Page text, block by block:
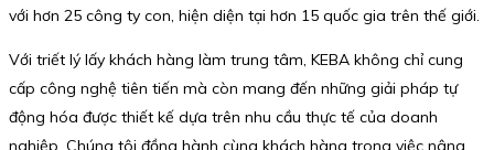
với hơn 25 công ty con, hiện diện tại hơn 15 quốc gia trên thế giới.
Với triết lý lấy khách hàng làm trung tâm, KEBA không chỉ cung
cấp công nghệ tiên tiến mà còn mang đến những giải pháp tự
động hóa được thiết kế dựa trên nhu cầu thực tế của doanh
nghiệp. Chúng tôi đồng hành cùng khách hàng trong việc nâng